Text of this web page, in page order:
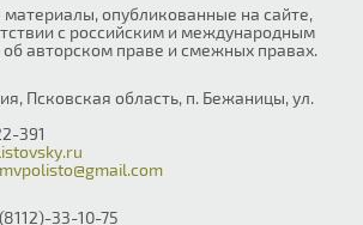
опубликованные на сайте,
с российским и международным
авторском праве и смежных правах.
Псковская область, п. Бежаницы, ул.
391
33-10-75